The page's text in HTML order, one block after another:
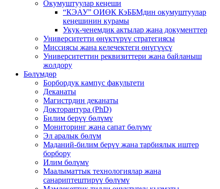
Окумуштуулар кеңеши
“КЭАУ” ОИӨК КэББМдин окумуштуулар
кеңешинин курамы
Укук-ченемдик актылар жана документтер
Университетти өнүктүрүү стратегиясы
Миссиясы жана келечектеги өнүгүүсү
Университеттин реквизиттери жана байланыш
жолдору
Бөлүмдөр
Борбордук кампус факультети
Деканаты
Магистрдин деканаты
Докторантура (PhD)
Билим берүү бөлүмү
Мониторинг жана сапат бөлүмү
Эл аралык бөлүм
Маданий-билим берүү жана тарбиялык иштер
борбору
Илим бөлүмү
Маалыматтык технологиялар жана
санариптештирүү бөлүмү